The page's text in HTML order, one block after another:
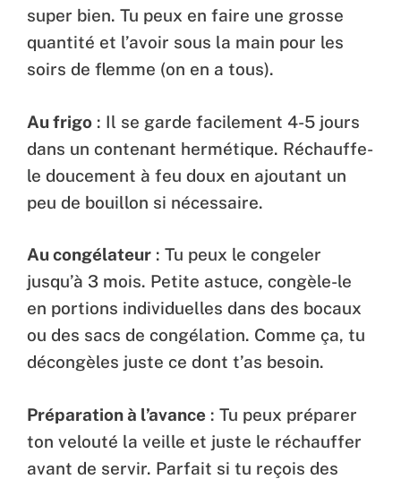
super bien. Tu peux en faire une grosse
quantité et l’avoir sous la main pour les
soirs de flemme (on en a tous).
Au frigo : Il se garde facilement 4-5 jours
dans un contenant hermétique. Réchauffe-
le doucement à feu doux en ajoutant un
peu de bouillon si nécessaire.
Au congélateur : Tu peux le congeler
jusqu’à 3 mois. Petite astuce, congèle-le
en portions individuelles dans des bocaux
ou des sacs de congélation. Comme ça, tu
décongèles juste ce dont t’as besoin.
Préparation à l’avance : Tu peux préparer
ton velouté la veille et juste le réchauffer
avant de servir. Parfait si tu reçois des